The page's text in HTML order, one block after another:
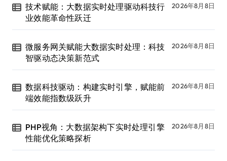
技术赋能：大数据实时处理驱动科技行
业效能革命性跃迁
2026年8月8日
微服务网关赋能大数据实时处理：科技
智驱动态决策新范式
2026年8月8日
数据科技驱动：构建实时引擎，赋能前
端效能指数级跃升
2026年8月8日
PHP视角：大数据架构下实时处理引擎
性能优化策略探析
2026年8月8日